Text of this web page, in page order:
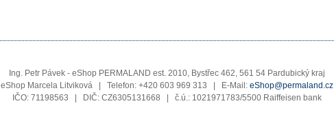
Ing. Petr Pávek - eShop PERMALAND est. 2010, Bystřec 462, 561 54 Pardubický kraj
eShop Marcela Litviková | Telefon: +420 603 969 313 | E-Mail: eShop@permaland.cz
IČO: 71198563 | DIČ: CZ6305131668 | č.ú.: 1021971783/5500 Raiffeisen bank